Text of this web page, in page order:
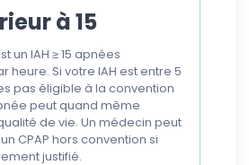
à 15
un IAH ≥ 15 apnées
heure. Si votre IAH est entre 5
pas éligible à la convention
peut quand même
de vie. Un médecin peut
CPAP hors convention si
justifié.